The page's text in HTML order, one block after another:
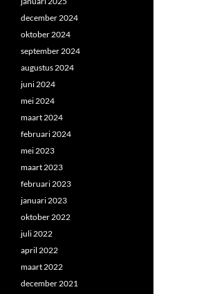
december 2024
oktober 2024
september 2024
augustus 2024
juni 2024
mei 2024
maart 2024
februari 2024
mei 2023
maart 2023
februari 2023
januari 2023
oktober 2022
juli 2022
april 2022
maart 2022
december 2021